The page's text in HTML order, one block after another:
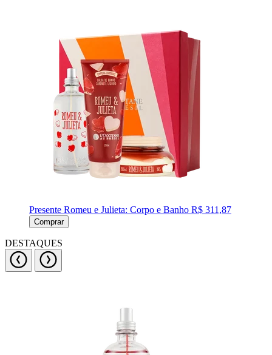
Presente Romeu e Julieta: Corpo e Banho R$ 311,87
Comprar
DESTAQUES